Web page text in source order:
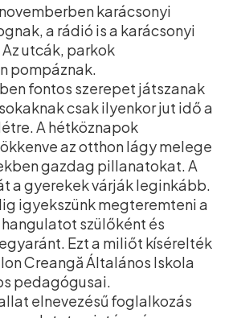
karácsonyi
a rádió is a karácsonyi
utcák, parkok
pompáznak.
fontos szerepet játszanak
csak ilyenkor jut idő a
A hétköznapok
az otthon lágy melege
gazdag pillanatokat. A
a gyerekek várják leginkább.
igyekszünk megteremteni a
szülőként és
Ezt a miliőt kísérelték
Creangă Általános Iskola
pedagógusai.
elnevezésű foglalkozás